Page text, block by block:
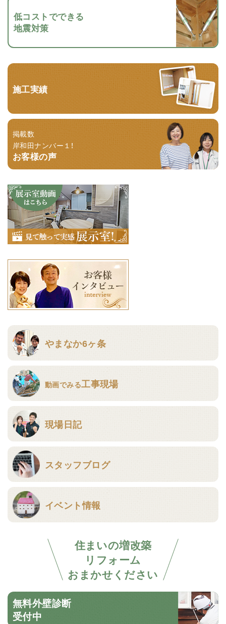
低コストでできる
地震対策
施工実績
掲載数
岸和田ナンバー１！
お客様の声
やまなか6ヶ条
動画でみる工事現場
現場日記
スタッフブログ
イベント情報
住まいの増改築
リフォーム
おまかせください
無料外壁診断
受付中